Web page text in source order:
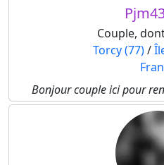
Couple,
Torcy (77)/
Bonjour couple ici pour